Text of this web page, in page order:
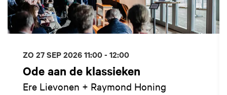
Ode aan de klassieken
Ere Lievonen + Raymond Honing
ZO 27 SEP 202611:00 - 12:00